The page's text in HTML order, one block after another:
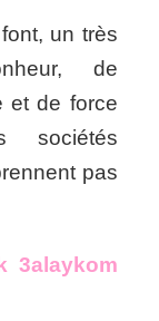
un très
de
et de force
pas
3alaykom